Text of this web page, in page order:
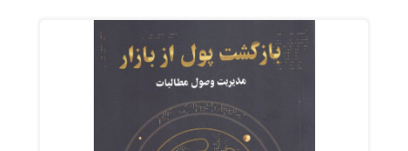
نیز داریم، و کتاب جهش یکی از آنان است.